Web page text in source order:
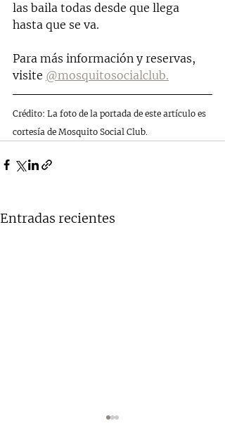
las baila todas desde que llega
hasta que se va.
Para más información y reservas,
visite @mosquitosocialclub.
Crédito: La foto de la portada de este artículo es
cortesía de Mosquito Social Club.
Entradas recientes